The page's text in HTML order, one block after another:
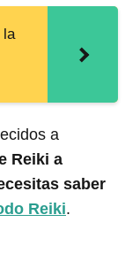
la
a
Reiki a
saber
Reiki.